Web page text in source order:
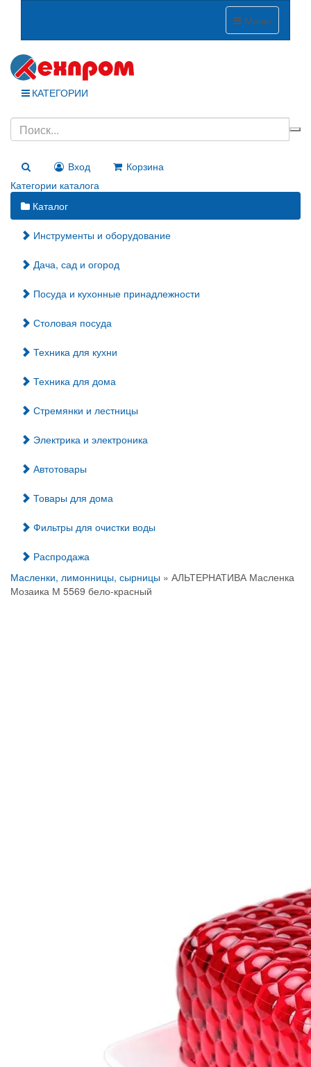
Меню
КАТЕГОРИИ
Вход
Корзина
Категории каталога
Каталог
Инструменты и оборудование
Дача, сад и огород
Посуда и кухонные принадлежности
Столовая посуда
Техника для кухни
Техника для дома
Стремянки и лестницы
Электрика и электроника
Автотовары
Товары для дома
Фильтры для очистки воды
Распродажа
Масленки, лимонницы, сырницы » АЛЬТЕРНАТИВА Масленка
Мозаика М 5569 бело-красный